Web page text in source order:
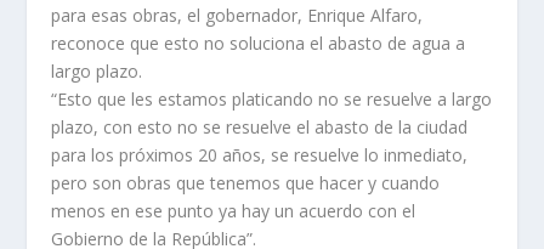
para esas obras, el gobernador, Enrique Alfaro,
reconoce que esto no soluciona el abasto de agua a
largo plazo.
“Esto que les estamos platicando no se resuelve a largo
plazo, con esto no se resuelve el abasto de la ciudad
para los próximos 20 años, se resuelve lo inmediato,
pero son obras que tenemos que hacer y cuando
menos en ese punto ya hay un acuerdo con el
Gobierno de la República”.